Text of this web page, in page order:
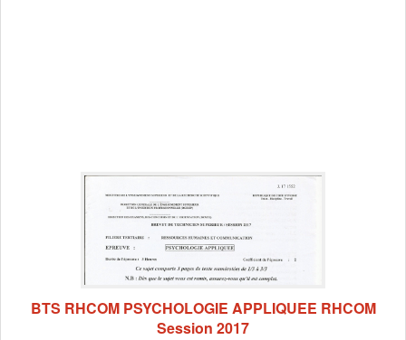
BTS RHCOM PSYCHOLOGIE APPLIQUEE RHCOM
Session 2017